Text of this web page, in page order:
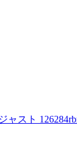
ャスト